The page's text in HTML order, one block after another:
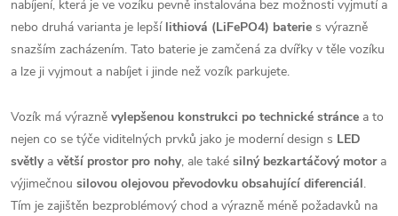
nabíjení, která je ve vozíku pevně instalována bez možnosti vyjmutí a
nebo druhá varianta je lepší lithiová (LiFePO4) baterie s výrazně
snazším zacházením. Tato baterie je zamčená za dvířky v těle vozíku
a lze ji vyjmout a nabíjet i jinde než vozík parkujete.
Vozík má výrazně vylepšenou konstrukci po technické stránce a to
nejen co se týče viditelných prvků jako je moderní design s LED
světly a větší prostor pro nohy, ale také silný bezkartáčový motora
výjimečnou silovou olejovou převodovku obsahující diferenciál.
Tím je zajištěn bezproblémový chod a výrazně méně požadavků na